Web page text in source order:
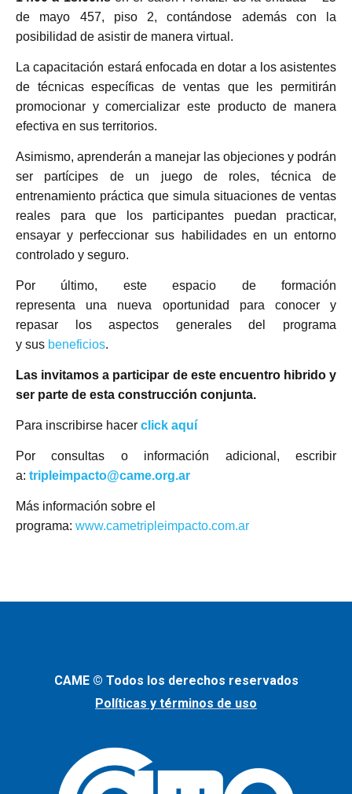
de mayo 457, piso 2, contándose además con la
posibilidad de asistir de manera virtual.
La capacitación estará enfocada en dotar a los asistentes
de técnicas específicas de ventas que les permitirán
promocionar y comercializar este producto de manera
efectiva en sus territorios.
Asimismo, aprenderán a manejar las objeciones y podrán
ser partícipes de un juego de roles, técnica de
entrenamiento práctica que simula situaciones de ventas
reales para que los participantes puedan practicar,
ensayar y perfeccionar sus habilidades en un entorno
controlado y seguro.
Por último, este espacio de formación
representa una nueva oportunidad para conocer y
repasar los aspectos generales del programa
y sus beneficios.
Las invitamos a participar de este encuentro hibrido y
ser parte de esta construcción conjunta.
Para inscribirse hacer click aquí
Por consultas o información adicional, escribir
a: tripleimpacto@came.org.ar
Más información sobre el
programa: www.cametripleimpacto.com.ar
CAME © Todos los derechos reservados
Políticas y términos de uso